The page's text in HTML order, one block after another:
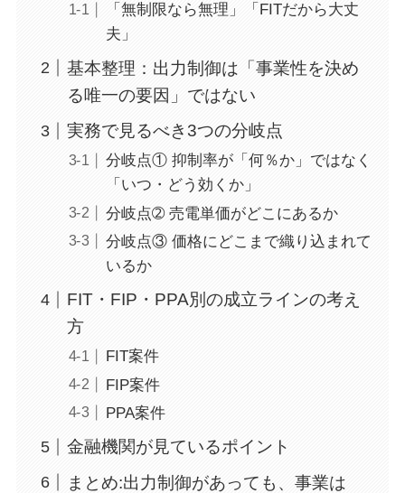
「無制限なら無理」「FITだから大丈
夫」
基本整理：出力制御は「事業性を決め
る唯一の要因」ではない
実務で見るべき3つの分岐点
分岐点① 抑制率が「何％か」ではなく
「いつ・どう効くか」
分岐点➁ 売電単価がどこにあるか
分岐点③ 価格にどこまで織り込まれて
いるか
FIT・FIP・PPA別の成立ラインの考え
方
FIT案件
FIP案件
PPA案件
金融機関が見ているポイント
まとめ:出力制御があっても、事業は